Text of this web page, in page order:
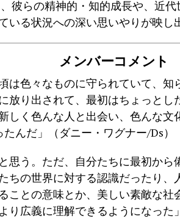
、彼らの精神的・知的成長や、近
いる状況への深い思いやりが映し
メンバーコメント
は色々なものに守られていて、
放り出されて、最初はちょっとし
しく色んな人と出会い、色んな文
んだ」（ダニー・ワグナー/Ds）
思う。ただ、自分たちに最初か
ちの世界に対する認識だったり
ことの意味とか、美しい素敵な社
り広義に理解できるようになった